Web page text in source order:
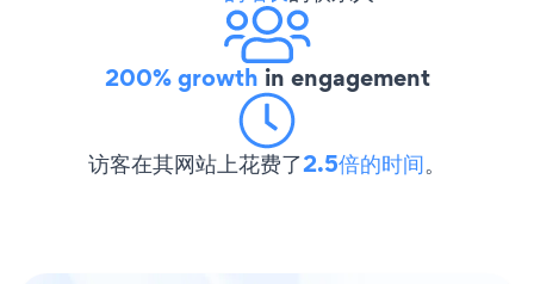
200% growth in engagement
访客在其网站上花费了2.5倍的时间。